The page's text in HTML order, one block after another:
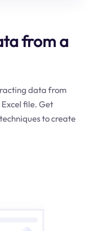
from a
data from
file. Get
to create